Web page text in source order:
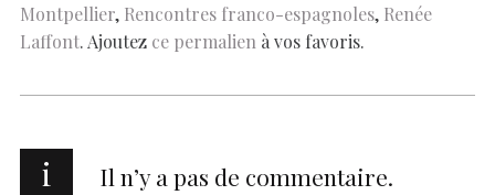
Montpellier, Rencontres franco-espagnoles, Renée
Laffont. Ajoutez ce permalien à vos favoris.
i Il n’y a pas de commentaire.